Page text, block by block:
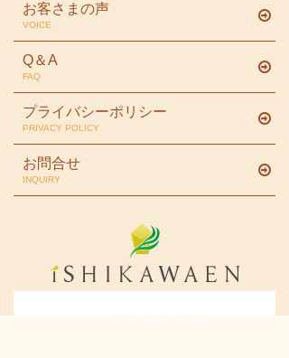
お客さまの声
VOICE
Q＆A
FAQ
プライバシーポリシー
PRIVACY POLICY
お問合せ
INQUIRY